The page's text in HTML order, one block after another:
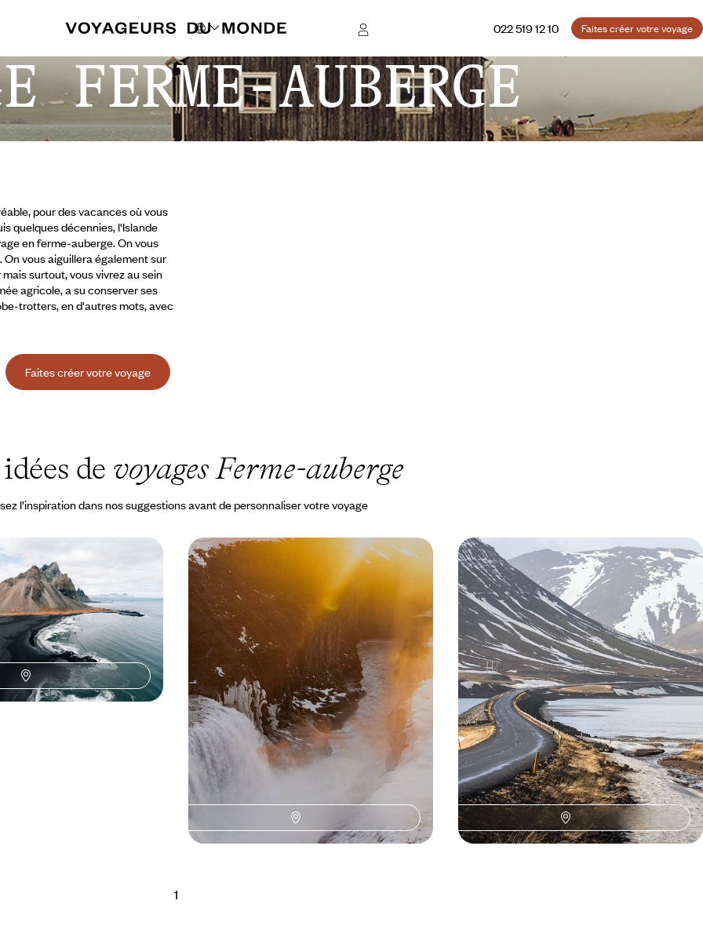
022 519 12 10 Faites créer votre voyage
FERME-AUBERGE
pour des vacances où vous
quelques décennies, l'Islande
en ferme-auberge. On vous
vous aiguillera également sur
surtout, vous vivrez au sein
agricole, a su conserverses
trotters, en d'autres mots, avec
Faites créer votre voyage
de voyages Ferme-auberge
l’inspiration dans nos suggestions avant de personnaliser votre voyage
et sable noir -
en famille
toute l'année et conçu pour
étudiées et étapes
à CHF 3400
Road-trip estival inspirant en
Islande - Grand air, joies thermales
et saveurs nordiques
Aux beaux jours, se lancer dans un périple grisant
dans le nord-ouest islandais et voir défiler fjords,
cascades, geysers et plages noires
11 jours, de CHF 3400 à CHF 4900
Islande, la grande boucle - Entre
mythes et chemins de traverse
Explorer toute l’Islande, de Reykjavik aux fjords
du Nord-Ouest, de la côte Sud à Mývatn
17 jours, de CHF 3900 à CHF 5800
1